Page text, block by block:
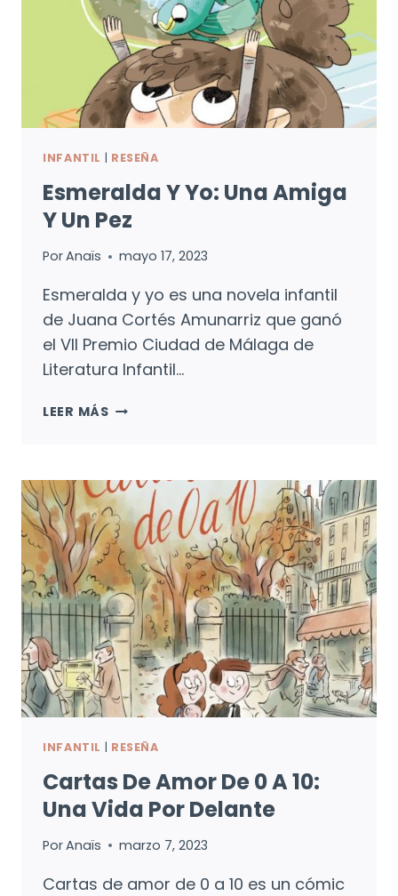
INFANTIL | RESEÑA
Esmeralda Y Yo: Una Amiga
Y Un Pez
PorAnaïs mayo 17, 2023
Esmeralda y yo es una novela infantil
de Juana Cortés Amunarriz que ganó
el VII Premio Ciudad de Málaga de
Literatura Infantil…
LEER MÁSESMERALDA
AMIGA
Y
UN
PEZ
INFANTIL | RESEÑA
Cartas De Amor De 0 A 10:
Una Vida Por Delante
PorAnaïs marzo 7, 2023
Cartas de amor de 0 a 10 es un cómic